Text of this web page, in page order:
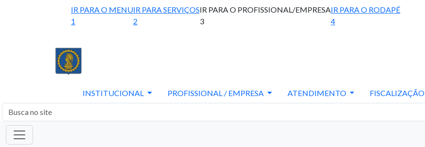
IR PARA O MENU
1
IR PARA SERVIÇOS
2
IR PARA O PROFISSIONAL/EMPRESA
3
IR PARA O RODAPÉ
4
INSTITUCIONAL PROFISSIONAL / EMPRESA ATENDIMENTO FISCALIZAÇÃO